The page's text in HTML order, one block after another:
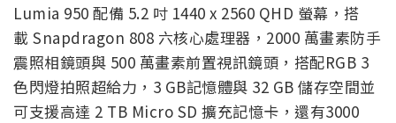
Lumia 950 配備 5.2 吋 1440 x 2560 QHD 螢幕，搭
載 Snapdragon 808 六核心處理器，2000 萬畫素防手
震照相鏡頭與 500 萬畫素前置視訊鏡頭，搭配RGB 3
色閃燈拍照超給力，3 GB記憶體與 32 GB 儲存空間並
可支援高達 2 TB Micro SD 擴充記憶卡，還有3000